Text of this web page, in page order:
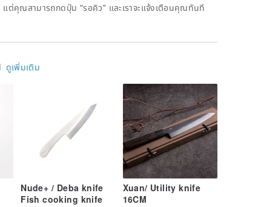
ต่คุณสามารถกดปุ่ม "รอคิว" และเราจะแจ้งเตือนคุณทันที
ดูเพิ่มเติม
Nude+ / Deba knife
Fish cooking knife
Xuan/ Utility knife
16CM